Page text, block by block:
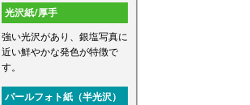
光沢紙/厚手
強い光沢があり、銀塩写真に
近い鮮やかな発色が特徴で
す。
パールフォト紙（半光沢）